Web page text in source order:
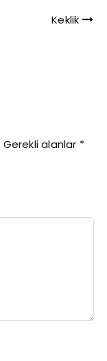
Keklik
Gerekli alanlar *